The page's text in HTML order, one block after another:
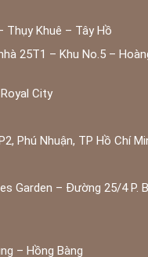
Thụy Khuê – Tây Hồ
25T1 – Khu No.5 –
City
Phú Nhuận, TP Hồ Chí
Garden – Đường 25/4 P.
– Hồng Bàng